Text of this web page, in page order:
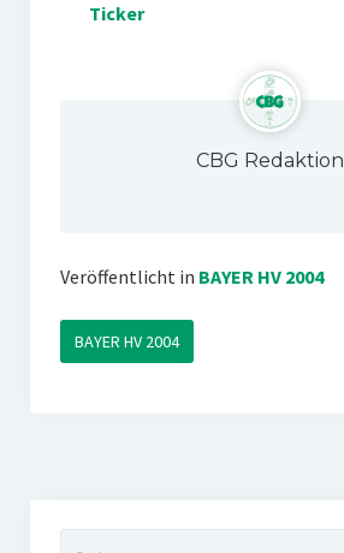
Ticker
CBG Redaktion
Veröffentlicht in BAYER HV 2004
BAYER HV 2004